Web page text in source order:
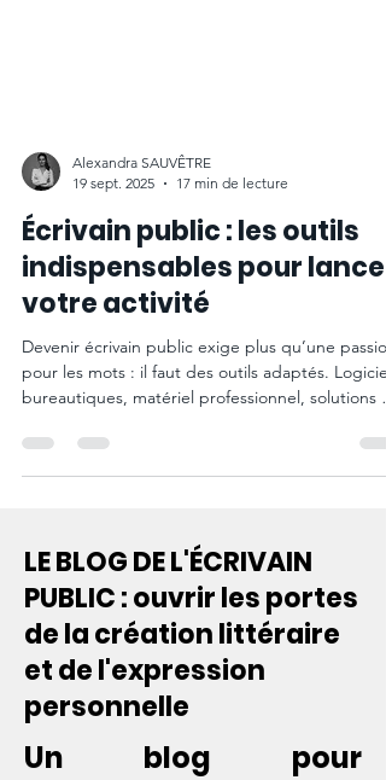
Alexandra SAUVÊTRE
19 sept. 2025
17 min de lecture
Écrivain public : les outils
indispensables pour lancer
votre activité
Devenir écrivain public exige plus qu’une passion
bureautiques, matériel professionnel, solutions
communication, organisation, prospection,
développer efficacement votre activité.
LE BLOG DE L'ÉCRIVAIN
PUBLIC : ouvrir les portes
de la création littéraire
et de l'expression
personnelle